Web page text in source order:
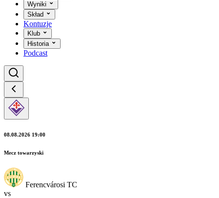
Wyniki
Skład
Kontuzje
Klub
Historia
Podcast
08.08.2026 19:00
Mecz towarzyski
Ferencvárosi TC
vs